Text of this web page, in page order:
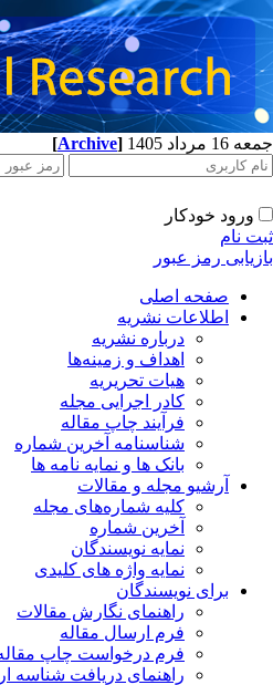
جمعه 16 مرداد 1405 [Archive]
ورود خودکار
ثبت نام
بازیابی رمز عبور
صفحه اصلی
اطلاعات نشریه
درباره نشریه
اهداف و زمینه‌ها
هیات تحریریه
کادر اجرایی مجله
فرآیند چاپ مقاله
شناسنامه آخرین شماره
بانک ها و نمایه نامه ها
آرشیو مجله و مقالات
کلیه شماره‌های مجله
آخرین شماره
نمایه نویسندگان
نمایه واژه های کلیدی
برای نویسندگان
راهنمای نگارش مقالات
فرم ارسال مقاله
فرم درخواست چاپ
راهنمای دریافت شناسه